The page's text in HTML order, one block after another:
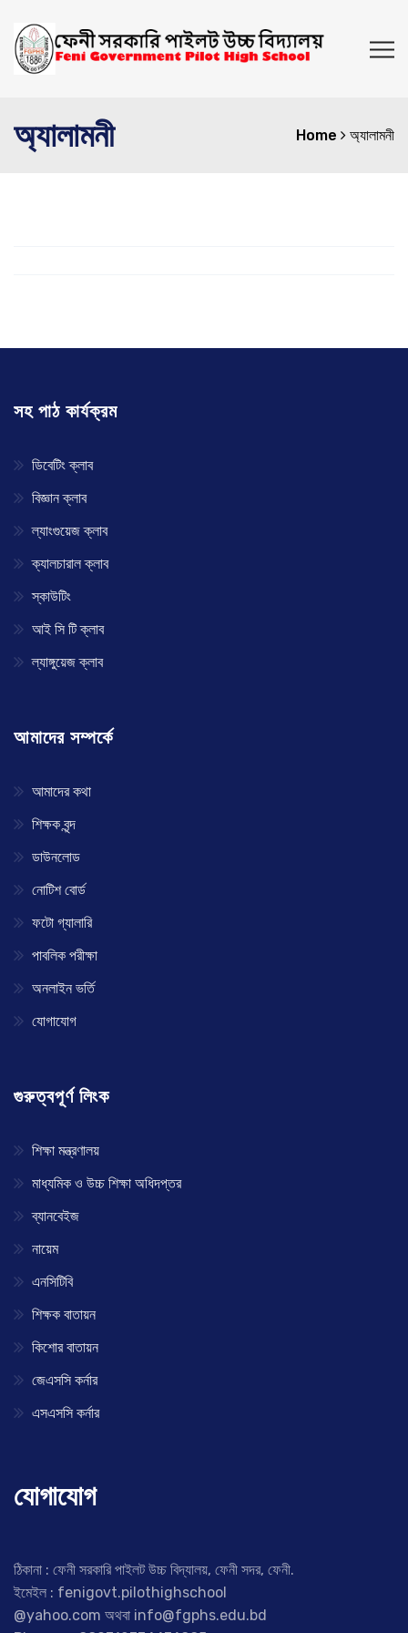
অ্যালামনী Home অ্যালামনী
সহ পাঠ কার্যক্রম
ডিবেটিং ক্লাব
বিজ্ঞান ক্লাব
ল্যাংগুয়েজ ক্লাব
ক্যালচারাল ক্লাব
স্কাউটিং
আই সি টি ক্লাব
ল্যাঙ্গুয়েজ ক্লাব
আমাদের সম্পর্কে
আমাদের কথা
শিক্ষক বৃন্দ
ডাউনলোড
নোটিশ বোর্ড
ফটো গ্যালারি
পাবলিক পরীক্ষা
অনলাইন ভর্তি
যোগাযোগ
গুরুত্বপূর্ণ লিংক
শিক্ষা মন্ত্রণালয়
মাধ্যমিক ও উচ্চ শিক্ষা অধিদপ্তর
ব্যানবেইজ
নায়েম
এনসিটিবি
শিক্ষক বাতায়ন
কিশোর বাতায়ন
জেএসসি কর্নার
এসএসসি কর্নার
যোগাযোগ
ঠিকানা : ফেনী সরকারি পাইলট উচ্চ বিদ্যালয়, ফেনী সদর, ফেনী.
ইমেইল : fenigovt.pilothighschool
@yahoo.com অথবা info@fgphs.edu.bd